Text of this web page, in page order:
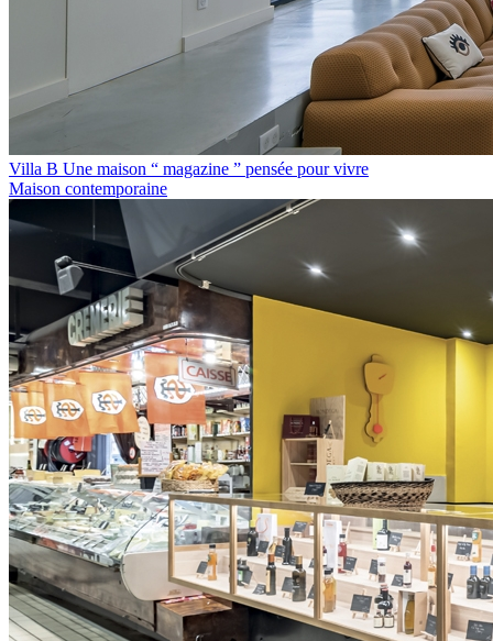
Villa B Une maison “ magazine ” pensée pour vivre
Maison contemporaine